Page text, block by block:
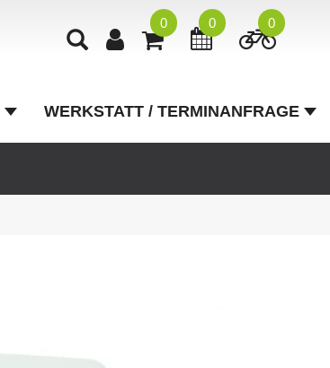
0 0 0
WERKSTATT / TERMINANFRAGE